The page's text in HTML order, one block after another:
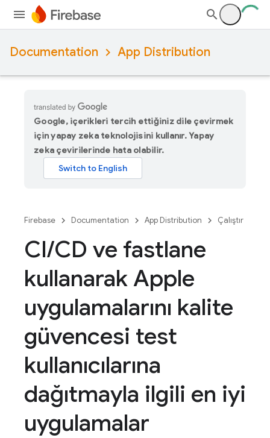
Documentation App Distribution
Google, içerikleri tercih ettiğiniz dile çevirmek
için yapay zeka teknolojisini kullanır. Yapay
zeka çevirilerinde hata olabilir.
Firebase Documentation App Distribution Çalıştır
CI/CD ve fastlane
kullanarak Apple
uygulamalarını kalite
güvencesi test
kullanıcılarına
dağıtmayla ilgili en iyi
uygulamalar